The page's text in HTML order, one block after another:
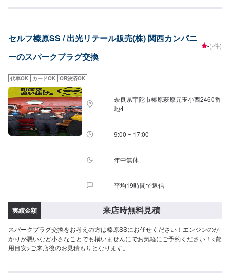
セルフ榛原SS / 出光リテール販売(株) 関西カンパニ
ーのスパークプラグ交換
-(-件)
代車OK カードOK QR決済OK
奈良県宇陀市榛原萩原元玉小西2460番
地4
9:00 ~ 17:00
年中無休
平均19時間で返信
実績金額 来店時無料見積
スパークプラグ交換をお考えの方は榛原SSにお任せください！エンジンのか
かりが悪いなど小さなことでも構いませんにでお気軽にご予約ください！<費
用目安>ご来店後のお見積もりとなります。